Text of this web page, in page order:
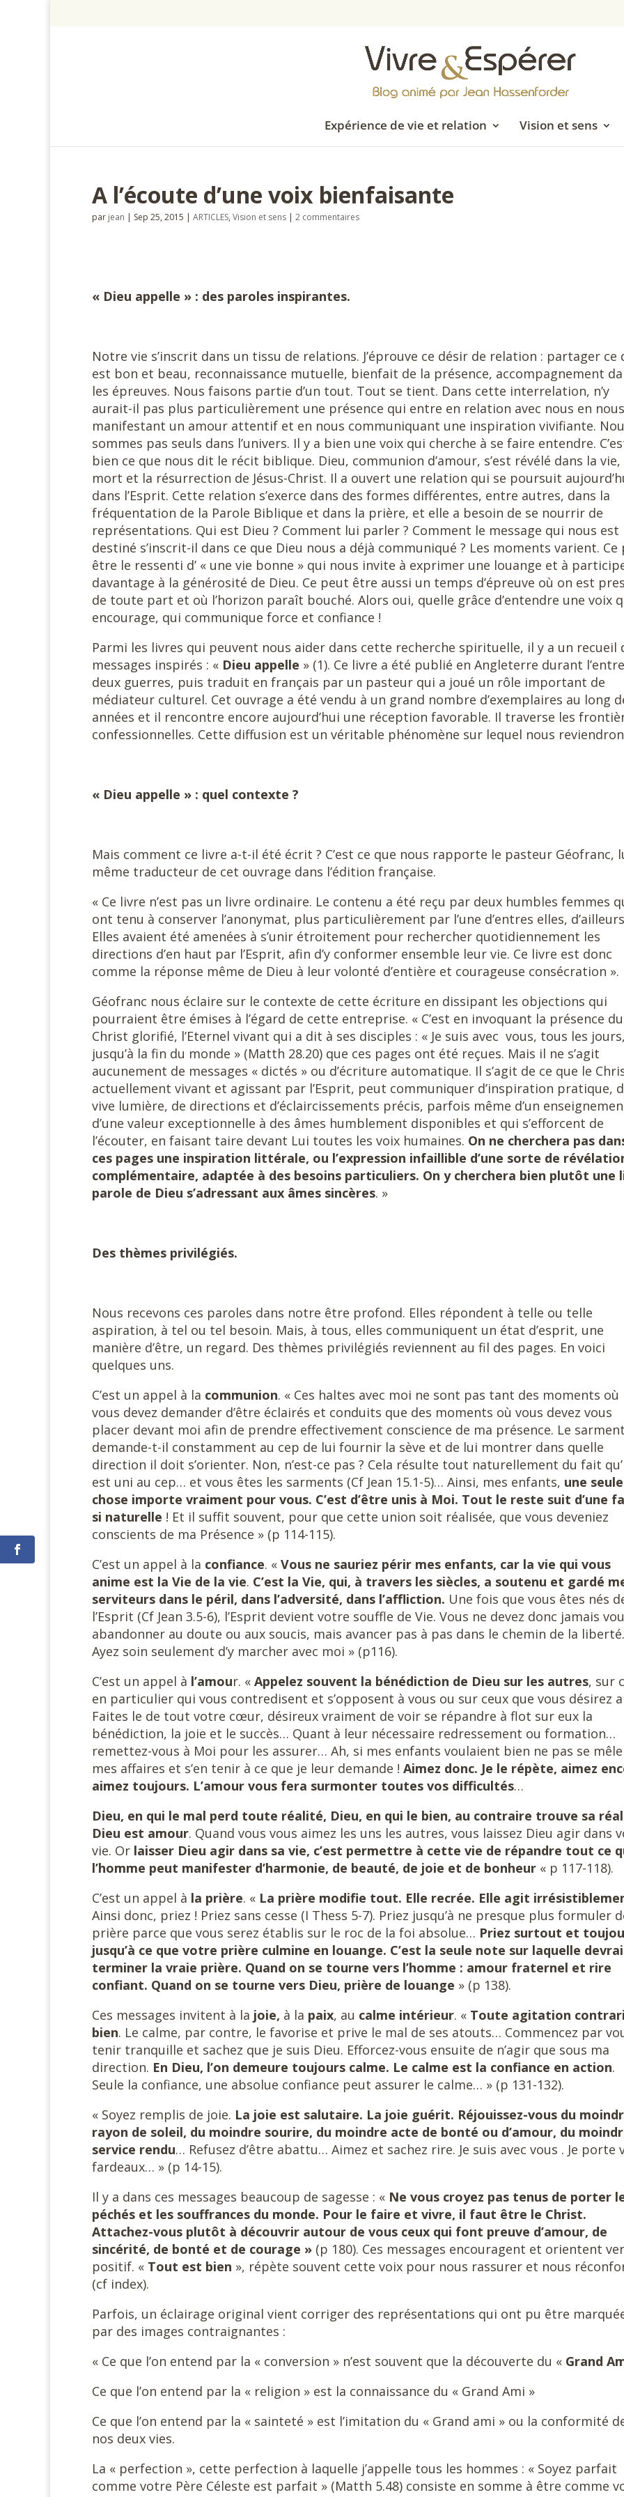
Expérience de vie et relation Vision et sens
A l’écoute d’une voix bienfaisante
par jean | Sep 25, 2015 | ARTICLES, Vision et sens | 2 commentaires
« Dieu appelle » : des paroles inspirantes.
Notre vie s’inscrit dans un tissu de relations. J’éprouve ce désir de relation : partager ce
est bon et beau, reconnaissance mutuelle, bienfait de la présence, accompagnement
les épreuves. Nous faisons partie d’un tout. Tout se tient. Dans cette interrelation, n’y
aurait-il pas plus particulièrement une présence qui entre en relation avec nous en nous
manifestant un amour attentif et en nous communiquant une inspiration vivifiante.
sommes pas seuls dans l’univers. Il y a bien une voix qui cherche à se faire entendre.
bien ce que nous dit le récit biblique. Dieu, communion d’amour, s’est révélé dans la vie,
mort et la résurrection de Jésus-Christ. Il a ouvert une relation qui se poursuit
dans l’Esprit. Cette relation s’exerce dans des formes différentes, entre autres, dans la
fréquentation de la Parole Biblique et dans la prière, et elle a besoin de se nourrir de
représentations. Qui est Dieu ? Comment lui parler ? Comment le message qui nous est
destiné s’inscrit-il dans ce que Dieu nous a déjà communiqué ? Les moments varient. Ce
être le ressenti d’ « une vie bonne » qui nous invite à exprimer une louange et à
davantage à la générosité de Dieu. Ce peut être aussi un temps d’épreuve où on est
de toute part et où l’horizon paraît bouché. Alors oui, quelle grâce d’entendre une voix
encourage, qui communique force et confiance !
Parmi les livres qui peuvent nous aider dans cette recherche spirituelle, il y a un recueil
messages inspirés : « Dieu appelle » (1). Ce livre a été publié en Angleterre durant l’entre
deux guerres, puis traduit en français par un pasteur qui a joué un rôle important de
médiateur culturel. Cet ouvrage a été vendu à un grand nombre d’exemplaires au long
années et il rencontre encore aujourd’hui une réception favorable. Il traverse les
confessionnelles. Cette diffusion est un véritable phénomène sur lequel nous
« Dieu appelle » : quel contexte ?
Mais comment ce livre a-t-il été écrit ? C’est ce que nous rapporte le pasteur Géofranc,
même traducteur de cet ouvrage dans l’édition française.
« Ce livre n’est pas un livre ordinaire. Le contenu a été reçu par deux humbles femmes
ont tenu à conserver l’anonymat, plus particulièrement par l’une d’entres elles,
Elles avaient été amenées à s’unir étroitement pour rechercher quotidiennement les
directions d’en haut par l’Esprit, afin d’y conformer ensemble leur vie. Ce livre est donc
comme la réponse même de Dieu à leur volonté d’entière et courageuse consécration ».
Géofranc nous éclaire sur le contexte de cette écriture en dissipant les objections qui
pourraient être émises à l’égard de cette entreprise. « C’est en invoquant la présence du
Christ glorifié, l’Eternel vivant qui a dit à ses disciples : « Je suis avec vous, tous les jours,
jusqu’à la fin du monde » (Matth 28.20) que ces pages ont été reçues. Mais il ne s’agit
aucunement de messages « dictés » ou d’écriture automatique. Il s’agit de ce que le
actuellement vivant et agissant par l’Esprit, peut communiquer d’inspiration pratique,
vive lumière, de directions et d’éclaircissements précis, parfois même d’un
d’une valeur exceptionnelle à des âmes humblement disponibles et qui s’efforcent de
l’écouter, en faisant taire devant Lui toutes les voix humaines. On ne cherchera pas
ces pages une inspiration littérale, ou l’expression infaillible d’une sorte de
complémentaire, adaptée à des besoins particuliers. On y cherchera bien plutôt une
parole de Dieu s’adressant aux âmes sincères. »
Des thèmes privilégiés.
Nous recevons ces paroles dans notre être profond. Elles répondent à telle ou telle
aspiration, à tel ou tel besoin. Mais, à tous, elles communiquent un état d’esprit, une
manière d’être, un regard. Des thèmes privilégiés reviennent au fil des pages. En voici
quelques uns.
C’est un appel à la communion. « Ces haltes avec moi ne sont pas tant des moments où
vous devez demander d’être éclairés et conduits que des moments où vous devez vous
placer devant moi afin de prendre effectivement conscience de ma présence. Le sarment
demande-t-il constamment au cep de lui fournir la sève et de lui montrer dans quelle
direction il doit s’orienter. Non, n’est-ce pas ? Cela résulte tout naturellement du fait
est uni au cep… et vous êtes les sarments (Cf Jean 15.1-5)… Ainsi, mes enfants, une seule
chose importe vraiment pour vous. C’est d’être unis à Moi. Tout le reste suit d’une
si naturelle ! Et il suffit souvent, pour que cette union soit réalisée, que vous deveniez
conscients de ma Présence » (p 114-115).
C’est un appel à la confiance. « Vous ne sauriez périr mes enfants, car la vie qui vous
anime est la Vie de la vie. C’est la Vie, qui, à travers les siècles, a soutenu et gardé
serviteurs dans le péril, dans l’adversité, dans l’affliction. Une fois que vous êtes nés
l’Esprit (Cf Jean 3.5-6), l’Esprit devient votre souffle de Vie. Vous ne devez donc jamais
abandonner au doute ou aux soucis, mais avancer pas à pas dans le chemin de la liberté.
Ayez soin seulement d’y marcher avec moi » (p116).
C’est un appel à l’amour. « Appelez souvent la bénédiction de Dieu sur les autres, sur
en particulier qui vous contredisent et s’opposent à vous ou sur ceux que vous désirez
Faites le de tout votre cœur, désireux vraiment de voir se répandre à flot sur eux la
bénédiction, la joie et le succès… Quant à leur nécessaire redressement ou formation…
remettez-vous à Moi pour les assurer… Ah, si mes enfants voulaient bien ne pas se
mes affaires et s’en tenir à ce que je leur demande ! Aimez donc. Je le répète, aimez
aimez toujours. L’amour vous fera surmonter toutes vos difficultés…
Dieu, en qui le mal perd toute réalité, Dieu, en qui le bien, au contraire trouve sa
Dieu est amour. Quand vous vous aimez les uns les autres, vous laissez Dieu agir dans
vie. Or laisser Dieu agir dans sa vie, c’est permettre à cette vie de répandre tout ce
l’homme peut manifester d’harmonie, de beauté, de joie et de bonheur « p 117-118).
C’est un appel à la prière. « La prière modifie tout. Elle recrée. Elle agit
Ainsi donc, priez ! Priez sans cesse (I Thess 5-7). Priez jusqu’à ne presque plus formuler
prière parce que vous serez établis sur le roc de la foi absolue… Priez surtout et
jusqu’à ce que votre prière culmine en louange. C’est la seule note sur laquelle
terminer la vraie prière. Quand on se tourne vers l’homme : amour fraternel et rire
confiant. Quand on se tourne vers Dieu, prière de louange » (p 138).
Ces messages invitent à la joie, à la paix, au calme intérieur. « Toute agitation
bien. Le calme, par contre, le favorise et prive le mal de ses atouts… Commencez par
tenir tranquille et sachez que je suis Dieu. Efforcez-vous ensuite de n’agir que sous ma
direction. En Dieu, l’on demeure toujours calme. Le calme est la confiance en action.
Seule la confiance, une absolue confiance peut assurer le calme… » (p 131-132).
« Soyez remplis de joie. La joie est salutaire. La joie guérit. Réjouissez-vous du
rayon de soleil, du moindre sourire, du moindre acte de bonté ou d’amour, du
service rendu… Refusez d’être abattu… Aimez et sachez rire. Je suis avec vous . Je porte
fardeaux… » (p 14-15).
Il y a dans ces messages beaucoup de sagesse : « Ne vous croyez pas tenus de porter
péchés et les souffrances du monde. Pour le faire et vivre, il faut être le Christ.
Attachez-vous plutôt à découvrir autour de vous ceux qui font preuve d’amour, de
sincérité, de bonté et de courage » (p 180). Ces messages encouragent et orientent
positif. « Tout est bien », répète souvent cette voix pour nous rassurer et nous
(cf index).
Parfois, un éclairage original vient corriger des représentations qui ont pu être
par des images contraignantes :
« Ce que l’on entend par la « conversion » n’est souvent que la découverte du « Grand
Ce que l’on entend par la « religion » est la connaissance du « Grand Ami »
Ce que l’on entend par la « sainteté » est l’imitation du « Grand ami » ou la conformité
nos deux vies.
La « perfection », cette perfection à laquelle j’appelle tous les hommes : « Soyez parfait
comme votre Père Céleste est parfait » (Matth 5.48) consiste en somme à être comme